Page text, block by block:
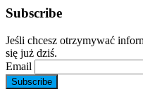
Subscribe
Jeśli chcesz otrzymywać
się już dziś.
Email